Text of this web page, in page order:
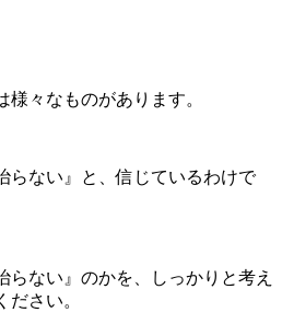
々なものがあります。
らない』と、信じているわけで
らない』のかを、しっかりと考え
さい。